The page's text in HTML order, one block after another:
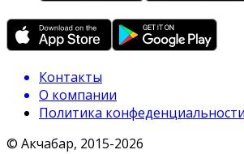
Контакты
О компании
Политика конфеденциальности
© Акчабар, 2015-2026